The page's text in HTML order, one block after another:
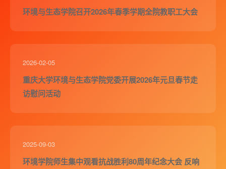
环境与生态学院召开2026年春季学期全院教职工大会
2026-02-05
重庆大学环境与生态学院党委开展2026年元旦春节走
访慰问活动
2025-09-03
环境学院师生集中观看抗战胜利80周年纪念大会 反响